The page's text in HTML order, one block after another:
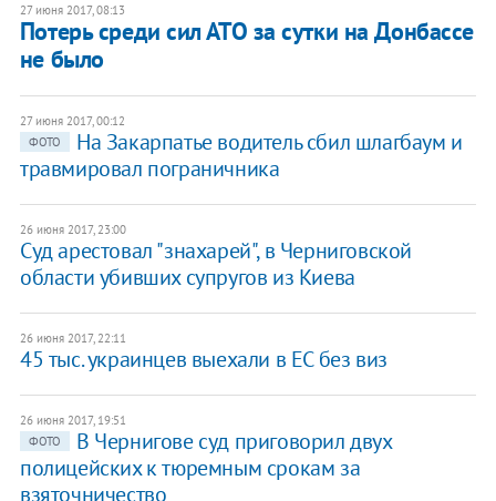
27 июня 2017, 08:13
Потерь среди сил АТО за сутки на Донбассе
не было
27 июня 2017, 00:12
ФОТО
На Закарпатье водитель сбил шлагбаум и
травмировал пограничника
26 июня 2017, 23:00
Суд арестовал "знахарей", в Черниговской
области убивших супругов из Киева
26 июня 2017, 22:11
45 тыс. украинцев выехали в ЕС без виз
26 июня 2017, 19:51
ФОТО
В Чернигове суд приговорил двух
полицейских к тюремным срокам за
взяточничество